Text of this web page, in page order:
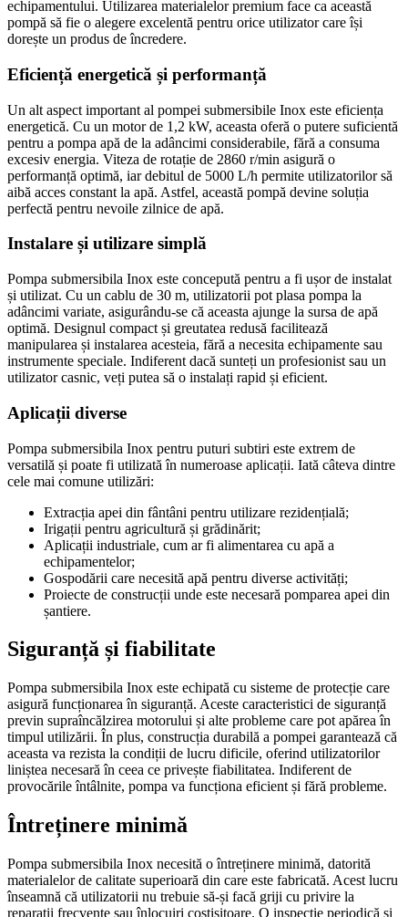
echipamentului. Utilizarea materialelor premium face ca această
pompă să fie o alegere excelentă pentru orice utilizator care își
dorește un produs de încredere.
Eficiență energetică și performanță
Un alt aspect important al pompei submersibile Inox este eficiența
energetică. Cu un motor de 1,2 kW, aceasta oferă o putere suficientă
pentru a pompa apă de la adâncimi considerabile, fără a consuma
excesiv energia. Viteza de rotație de 2860 r/min asigură o
performanță optimă, iar debitul de 5000 L/h permite utilizatorilor să
aibă acces constant la apă. Astfel, această pompă devine soluția
perfectă pentru nevoile zilnice de apă.
Instalare și utilizare simplă
Pompa submersibila Inox este concepută pentru a fi ușor de instalat
și utilizat. Cu un cablu de 30 m, utilizatorii pot plasa pompa la
adâncimi variate, asigurându-se că aceasta ajunge la sursa de apă
optimă. Designul compact și greutatea redusă facilitează
manipularea și instalarea acesteia, fără a necesita echipamente sau
instrumente speciale. Indiferent dacă sunteți un profesionist sau un
utilizator casnic, veți putea să o instalați rapid și eficient.
Aplicații diverse
Pompa submersibila Inox pentru puturi subtiri este extrem de
versatilă și poate fi utilizată în numeroase aplicații. Iată câteva dintre
cele mai comune utilizări:
Extracția apei din fântâni pentru utilizare rezidențială;
Irigații pentru agricultură și grădinărit;
Aplicații industriale, cum ar fi alimentarea cu apă a
echipamentelor;
Gospodării care necesită apă pentru diverse activități;
Proiecte de construcții unde este necesară pomparea apei din
șantiere.
Siguranță și fiabilitate
Pompa submersibila Inox este echipată cu sisteme de protecție care
asigură funcționarea în siguranță. Aceste caracteristici de siguranță
previn supraîncălzirea motorului și alte probleme care pot apărea în
timpul utilizării. În plus, construcția durabilă a pompei garantează că
aceasta va rezista la condiții de lucru dificile, oferind utilizatorilor
liniștea necesară în ceea ce privește fiabilitatea. Indiferent de
provocările întâlnite, pompa va funcționa eficient și fără probleme.
Întreținere minimă
Pompa submersibila Inox necesită o întreținere minimă, datorită
materialelor de calitate superioară din care este fabricată. Acest lucru
înseamnă că utilizatorii nu trebuie să-și facă griji cu privire la
reparații frecvente sau înlocuiri costisitoare. O inspecție periodică și